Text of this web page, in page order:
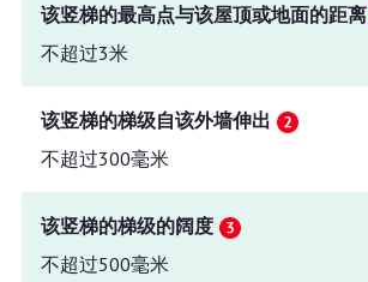
该竖梯的最高点与该屋顶或地面的距离
不超过3米
该竖梯的梯级自该外墙伸出
不超过300毫米
该竖梯的梯级的阔度
不超过500毫米